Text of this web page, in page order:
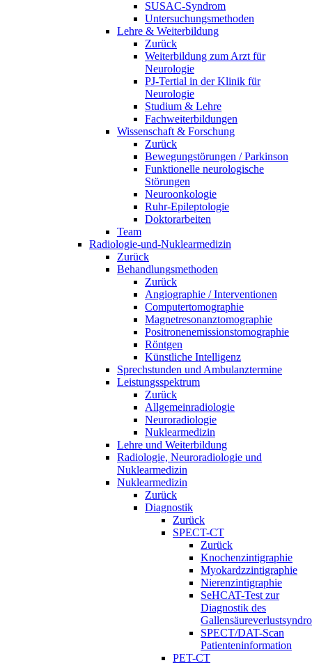
SUSAC-Syndrom
Untersuchungsmethoden
Lehre & Weiterbildung
Zurück
Weiterbildung zum Arzt für
Neurologie
PJ-Tertial in der Klinik für
Neurologie
Studium & Lehre
Fachweiterbildungen
Wissenschaft & Forschung
Zurück
Bewegungstörungen / Parkinson
Funktionelle neurologische
Störungen
Neuroonkologie
Ruhr-Epileptologie
Doktorarbeiten
Team
Radiologie-und-Nuklearmedizin
Zurück
Behandlungsmethoden
Zurück
Angiographie / Interventionen
Computertomographie
Magnetresonanztomographie
Positronenemissionstomographie
Röntgen
Künstliche Intelligenz
Sprechstunden und Ambulanztermine
Leistungsspektrum
Zurück
Allgemeinradiologie
Neuroradiologie
Nuklearmedizin
Lehre und Weiterbildung
Radiologie, Neuroradiologie und
Nuklearmedizin
Nuklearmedizin
Zurück
Diagnostik
Zurück
SPECT-CT
Zurück
Knochenzintigraphie
Myokardzzintigraphie
Nierenzintigraphie
SeHCAT-Test zur
Diagnostik des
SPECT/DAT-Scan
Patienteninformation
PET-CT